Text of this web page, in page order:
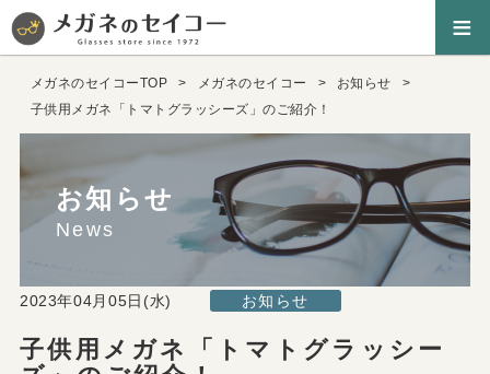
≡
メガネのセイコーTOP メガネのセイコー
お知らせ
子供用メガネ「トマトグラッシーズ」のご紹介！
お知らせ
News
子供用メガネ「トマトグラッシー
2023年04月05日(水) お知らせ